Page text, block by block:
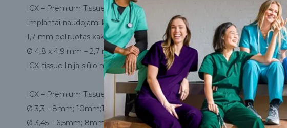
ICX – Premium TissueLevel pranašumai:
Implantai naudojami komplikuotiems atvejams, kadangi implantai turi
1,7 mm poliruotas kaklelis (išskyrus Ø 4,8 x 4,9 mm).
Ø 4,8 x 4,9 mm – 2,7 mm poliruotas kaklelis.
ICX-tissue linija siūlo mažus implantus – 6,5 mm ir ypač mažus 4,9 mm,
ICX – Premium TissueLevel implantų matmenys:
Ø 3,3 – 8mm; 10mm;12,5mm;
Ø 3,45 – 6,5mm; 8mm; 10mm;12,5mm;